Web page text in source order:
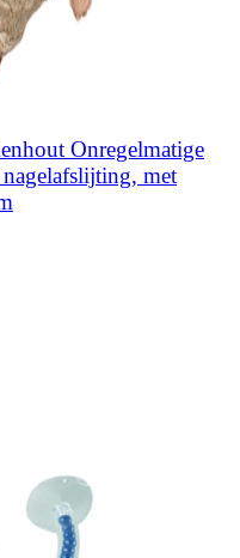
Onregelmatige
met